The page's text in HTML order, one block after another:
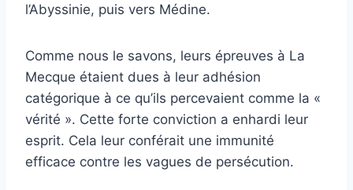
l’Abyssinie, puis vers Médine.
Comme nous le savons, leurs épreuves à La
Mecque étaient dues à leur adhésion
catégorique à ce qu’ils percevaient comme la «
vérité ». Cette forte conviction a enhardi leur
esprit. Cela leur conférait une immunité
efficace contre les vagues de persécution.